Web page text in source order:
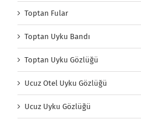
Toptan Fular
Toptan Uyku Bandı
Toptan Uyku Gözlüğü
Ucuz Otel Uyku Gözlüğü
Ucuz Uyku Gözlüğü